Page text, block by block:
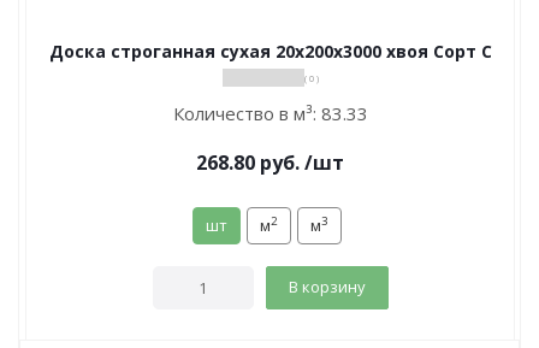
Доска строганная сухая 20х200х3000 хвоя Сорт С
( 0 )
Количество в м³: 83.33
268.80 руб./шт
шт м2 м3
В корзину